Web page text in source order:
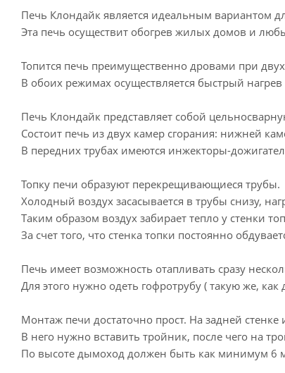
Печь Клондайк является идеальным вариантом
Эта печь осуществит обогрев жилых домов и
Топится печь преимущественно дровами при
В обоих режимах осуществляется быстрый
Печь Клондайк представляет собой
Состоит печь из двух камер сгорания: нижней
В передних трубах имеются инжекторы-
Топку печи образуют перекрещивающиеся трубы.
Холодный воздух засасывается в трубы снизу,
Таким образом воздух забирает тепло у стенки
За счет того, что стенка топки постоянно
Печь имеет возможность отапливать сразу
Для этого нужно одеть гофротрубу ( такую же,
Монтаж печи достаточно прост. На задней
В него нужно вставить тройник, после чего на
По высоте дымоход должен быть как минимум 6